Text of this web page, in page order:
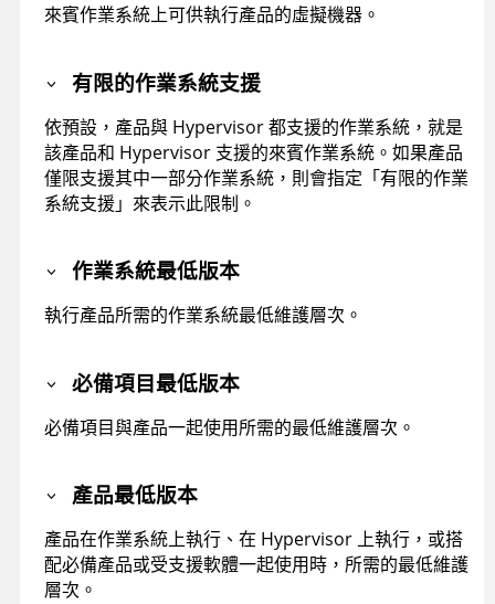
來賓作業系統上可供執行產品的虛擬機器。
有限的作業系統支援
依預設，產品與 Hypervisor 都支援的作業系統，就是
該產品和 Hypervisor 支援的來賓作業系統。如果產品
僅限支援其中一部分作業系統，則會指定「有限的作業
系統支援」來表示此限制。
作業系統最低版本
執行產品所需的作業系統最低維護層次。
必備項目最低版本
必備項目與產品一起使用所需的最低維護層次。
產品最低版本
產品在作業系統上執行、在 Hypervisor 上執行，或搭
配必備產品或受支援軟體一起使用時，所需的最低維護
層次。